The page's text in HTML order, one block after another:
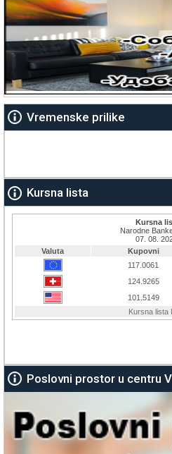
Vremenske prilike
Kursna lista
Poslovni prostor u centru